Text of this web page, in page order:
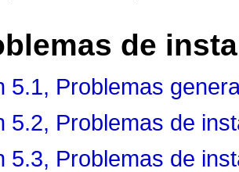
de
5.1, Problemas
5.2, Problemas de
5.3, Problemas de